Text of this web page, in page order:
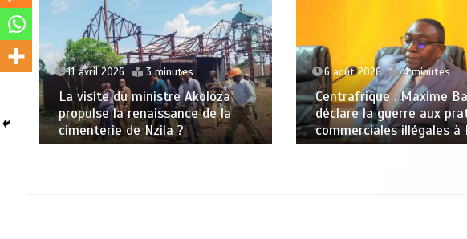
11 avril 2026 3 minutes
La visite du ministre Akoloza
propulse la renaissance de la
cimenterie de Nzila ?
6 août 2026 4 minutes
Centrafrique : Maxime
déclare la guerre aux
commerciales illégales à